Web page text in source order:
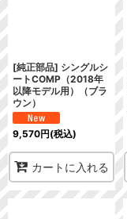
[純正部品] シングルシ
ートCOMP（2018年
以降モデル用）（ブラ
ウン）
9,570円(税込)
カートに入れる